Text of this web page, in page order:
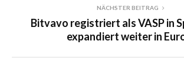
NÄCHSTER BEITRAG
Bitvavo registriert als VASP in
expandiert weiter in